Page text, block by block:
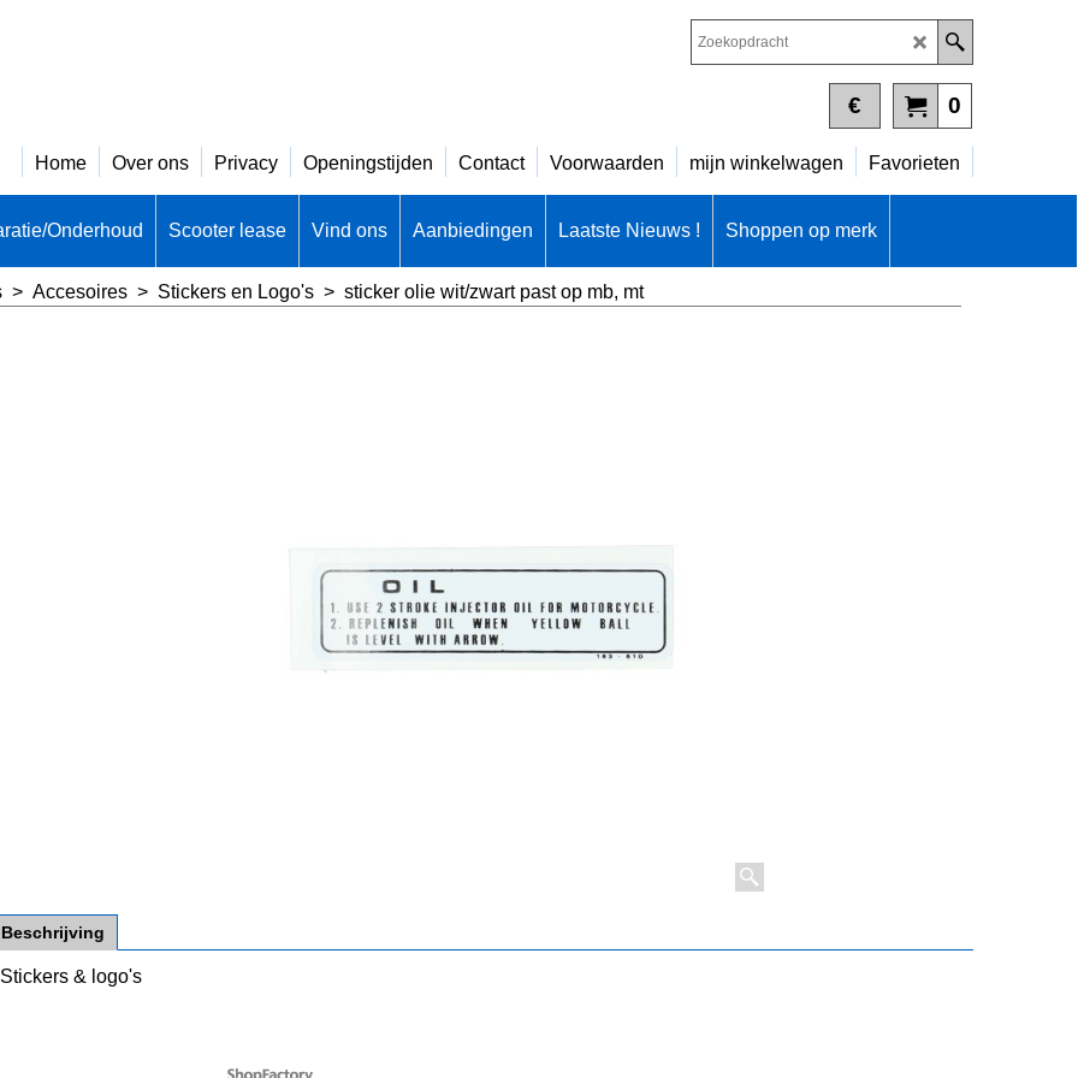
0
€
Home Over ons Privacy Openingstijden Contact Voorwaarden mijn winkelwagen Favorieten
Onderhoud Scooter lease Vind ons Aanbiedingen Laatste Nieuws ! Shoppen op merk
> Accesoires > Stickers en Logo's > sticker olie wit/zwart past op mb, mt
Beschrijving
Stickers & logo's
Webwinkel gemaakt met